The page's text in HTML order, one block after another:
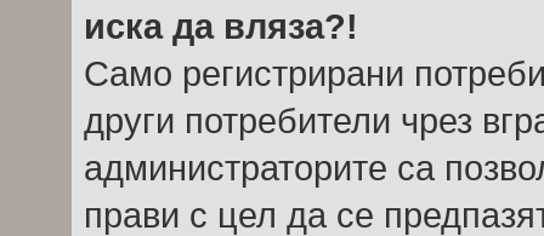
иска да вляза?!
Само регистрирани
други потребители чрез
администраторите са
прави с цел да се